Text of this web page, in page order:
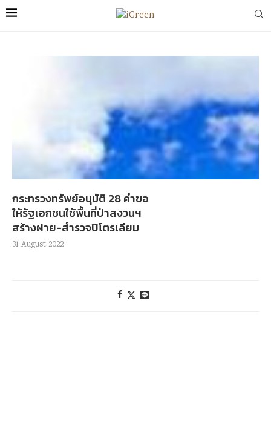
กระทรวงทรัพย์อนุมัติ 28 คำขอ
ให้รัฐเอกชนใช้พื้นที่ป่าสงวนฯ
สร้างฝาย-สำรวจปิโตรเลียม
31 August 2022